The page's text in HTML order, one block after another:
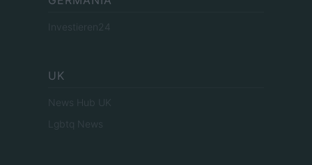
Investieren24
UK
News Hub UK
Lgbtq News